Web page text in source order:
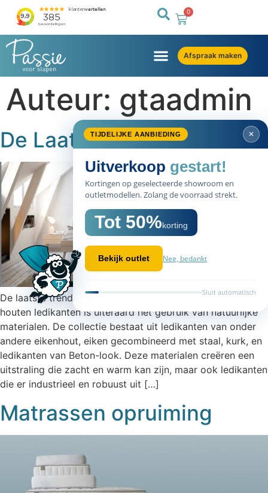
0
Afspraak maken
Auteur: gtaadmin
De Laatste Trends: Hout
De laatste trends: Houten Ledikanten Kenmerkend bij de
houten ledikanten is uiteraard het gebruik van natuurlijke
materialen. De collectie bestaat uit ledikanten van onder
andere eikenhout, eiken gecombineerd met staal, kurk, en
ledikanten van Beton-look. Deze materialen creëren een
uitstraling die zacht en warm kan zijn, maar ook ledikanten
die er industrieel en robuust uit […]
Matrassen opruiming